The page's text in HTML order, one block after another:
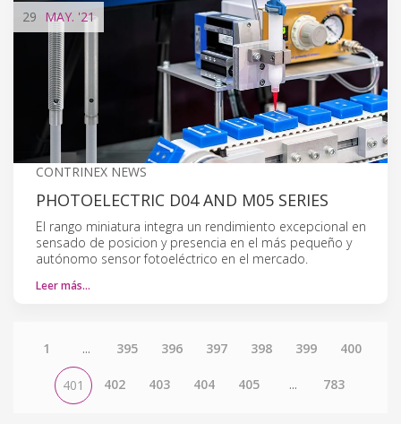
29 MAY. '21
CONTRINEX NEWS
PHOTOELECTRIC D04 AND M05 SERIES
El rango miniatura integra un rendimiento excepcional en
sensado de posicion y presencia en el más pequeño y
autónomo sensor fotoeléctrico en el mercado.
Leer más…
1 ... 395 396 397 398 399 400
401 402 403 404 405 ... 783